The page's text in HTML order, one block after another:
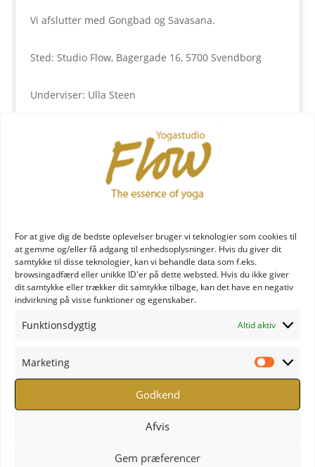
For at give dig de bedste oplevelser bruger vi teknologier som cookies til
at gemme og/eller få adgang til enhedsoplysninger. Hvis du giver dit
samtykke til disse teknologier, kan vi behandle data som f.eks.
browsingadfærd eller unikke ID'er på dette websted. Hvis du ikke giver
dit samtykke eller trækker dit samtykke tilbage, kan det have en negativ
indvirkning på visse funktioner og egenskaber.
Funktionsdygtig Altid aktiv
Marketing
Godkend
Afvis
Gem præferencer
Vi afslutter med Gongbad og Savasana.
Sted: Studio Flow, Bagergade 16, 5700 Svendborg
Underviser: Ulla Steen
Pris: kr. 400,- incl. the og chokolade
Tilføj til kalender
Detaljer
Dato: 26. september
Begivenhed Kategori:
yoga@ullasteen.dk
hjemmeside